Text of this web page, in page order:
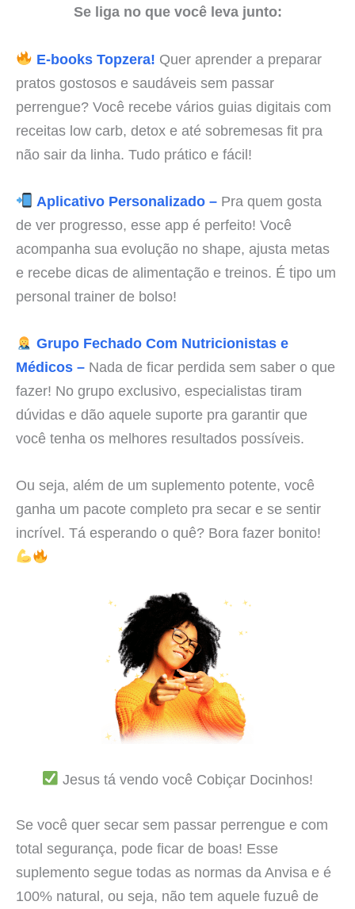
Se liga no que você leva junto:
E-books Topzera! Quer aprender a preparar
pratos gostosos e saudáveis sem passar
perrengue? Você recebe vários guias digitais com
receitas low carb, detox e até sobremesas fit pra
não sair da linha. Tudo prático e fácil!
Aplicativo Personalizado –Pra quem gosta
de ver progresso, esse app é perfeito! Você
acompanha sua evolução no shape, ajusta metas
e recebe dicas de alimentação e treinos. É tipo um
personal trainer de bolso!
Grupo Fechado Com Nutricionistas e
Médicos – Nada de ficar perdida sem saber o que
fazer! No grupo exclusivo, especialistas tiram
dúvidas e dão aquele suporte pra garantir que
você tenha os melhores resultados possíveis.
Ou seja, além de um suplemento potente, você
ganha um pacote completo pra secar e se sentir
incrível. Tá esperando o quê? Bora fazer bonito!
Jesus tá vendo você Cobiçar Docinhos!
Se você quer secar sem passar perrengue e com
total segurança, pode ficar de boas! Esse
suplemento segue todas as normas da Anvisa e é
100% natural, ou seja, não tem aquele fuzuê de